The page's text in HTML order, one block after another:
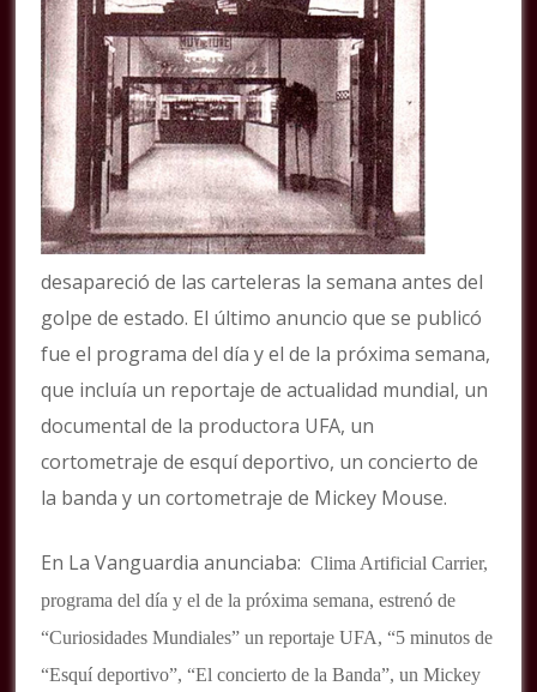
desapareció de las carteleras la semana antes del
golpe de estado. El último anuncio que se publicó
fue el programa del día y el de la próxima semana,
que incluía un reportaje de actualidad mundial, un
documental de la productora UFA, un
cortometraje de esquí deportivo, un concierto de
la banda y un cortometraje de Mickey Mouse.
En La Vanguardia anunciaba: Clima Artificial Carrier,
programa del día y el de la próxima semana, estrenó de
“Curiosidades Mundiales” un reportaje UFA, “5 minutos de
“Esquí deportivo”, “El concierto de la Banda”, un Mickey